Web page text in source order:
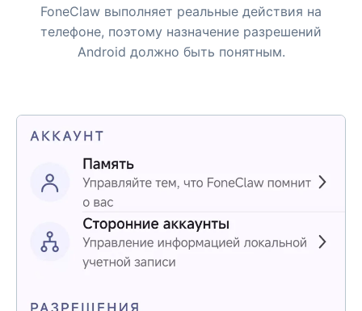
FoneClaw выполняет реальные действия на
телефоне, поэтому назначение разрешений
Android должно быть понятным.